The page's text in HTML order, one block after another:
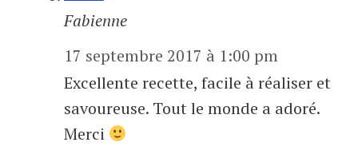
Fabienne
17 septembre 2017 à 1:00 pm
Excellente recette, facile à réaliser et
savoureuse. Tout le monde a adoré.
Merci